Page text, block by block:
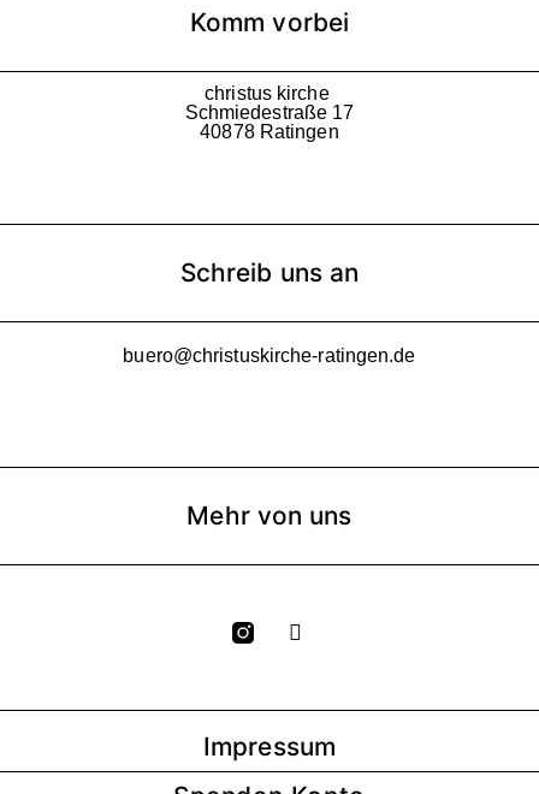
Komm vorbei
christus kirche
Schmiedestraße 17
40878 Ratingen
Schreib uns an
buero@christuskirche-ratingen.de
Mehr von uns
Y
u
b
e
Impressum